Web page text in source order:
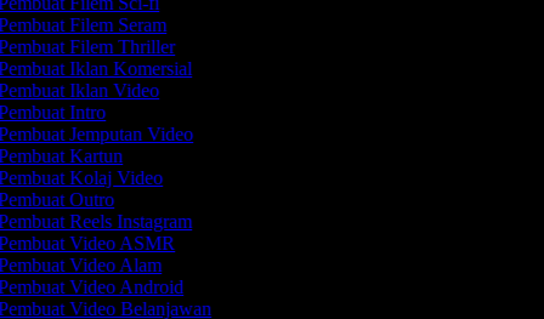
Filem Seram
Filem Thriller
Iklan Komersial
Iklan Video
Intro
Jemputan Video
Kartun
Kolaj Video
Outro
Reels Instagram
Video ASMR
Video Alam
Video Android
Video Belanjawan